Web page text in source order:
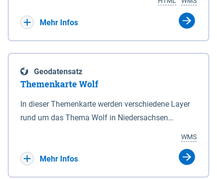
Deichbehörde durch Verordnung ausspricht. Für
enthalten. Sperrwerke Sperrwerke sind Bauwerke
mit Sperrvorrichtungen in Tidegewässern, die dem
Schutz eines Gebietes vor erhöhten Tiden, vor allem
vor Sturmfluten, zu dienen bestimmt sind (§2 Abs.3
Eigenschaft eines Sperrwerkes durch Widmung, die
die Deichbehörde durch Verordnung ausspricht.
Mehr Infos
Geodatensatz
Themenkarte Wolf
In dieser Themenkarte werden verschiedene Layer
rund um das Thema Wolf in Niedersachsen
sowie Status der bestehenden Wolfsterritorien im
laufenden Monitoringjahr.
WMS
Mehr Infos